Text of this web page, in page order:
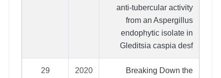
anti-tubercular activity
from an Aspergillus
endophytic isolate in
Gleditsia caspia desf
Breaking Down the
2020
29